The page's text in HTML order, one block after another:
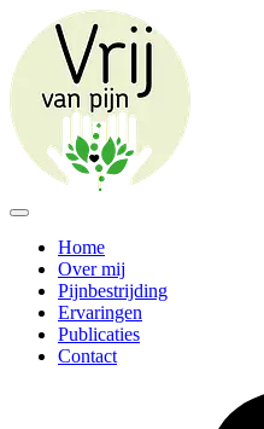
Home
Over mij
Pijnbestrijding
Ervaringen
Publicaties
Contact